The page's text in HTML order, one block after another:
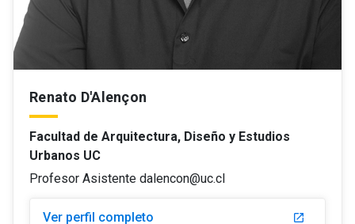
Renato D'Alençon
Facultad de Arquitectura, Diseño y Estudios
Urbanos UC
Profesor Asistente dalencon@uc.cl
Ver perfil completo